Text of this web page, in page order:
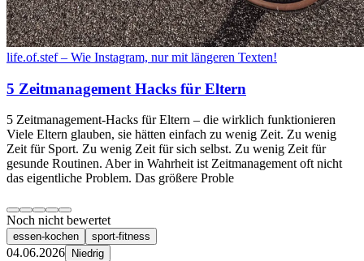
life.of.stef – Wie Instagram, nur mit längeren Texten!
5 Zeitmanagement Hacks für Eltern
5 Zeitmanagement-Hacks für Eltern – die wirklich funktionieren
Viele Eltern glauben, sie hätten einfach zu wenig Zeit. Zu wenig
Zeit für Sport. Zu wenig Zeit für sich selbst. Zu wenig Zeit für
gesunde Routinen. Aber in Wahrheit ist Zeitmanagement oft nicht
das eigentliche Problem. Das größere Proble
Noch nicht bewertet
essen-kochen sport-fitness
04.06.2026 Niedrig